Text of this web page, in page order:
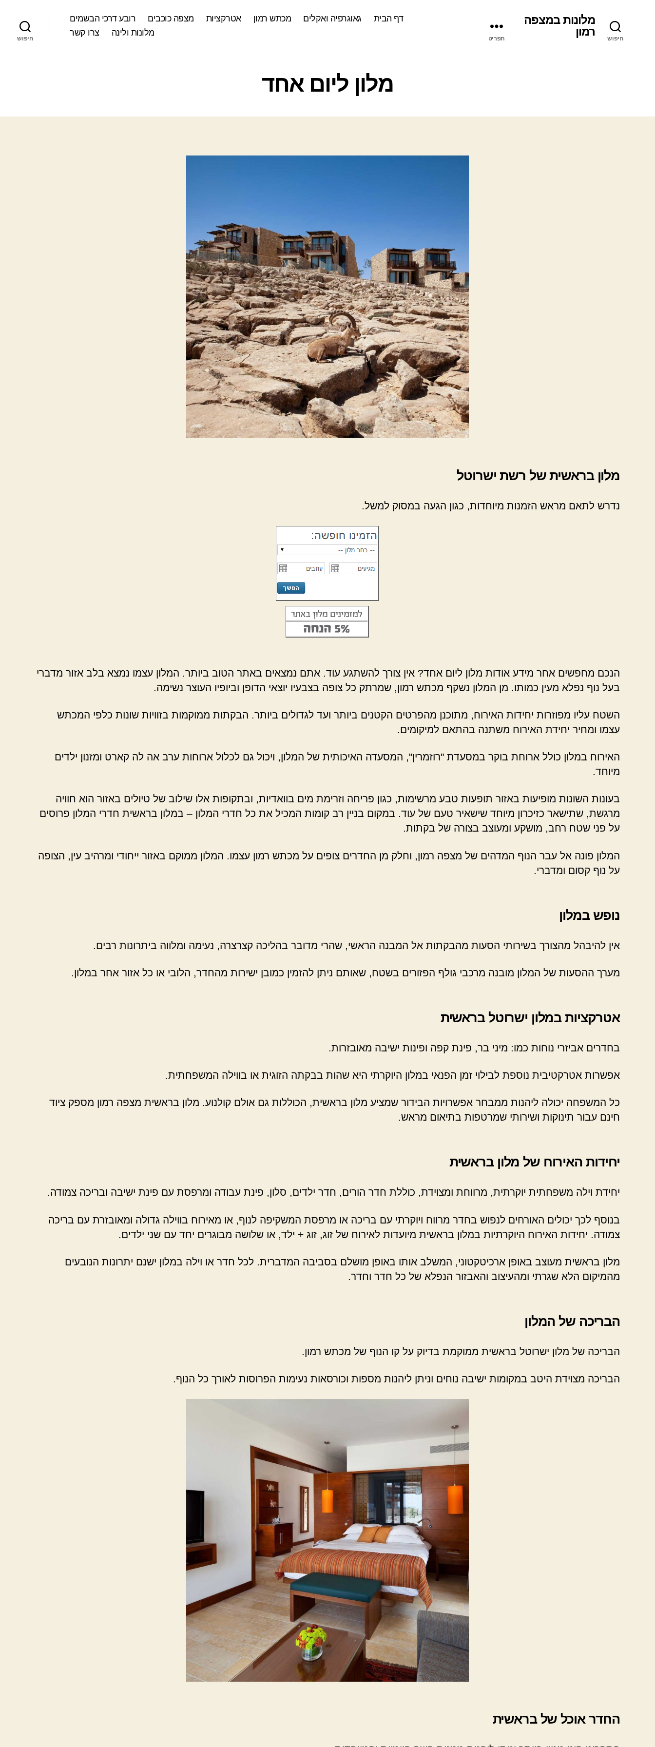
חיפוש
מלונות במצפה
רמון
תפריט
דף הבית גאוגרפיה ואקלים מכתש רמון אטרקציות מצפה כוכבים
רובע דרכי הבשמים
מלונות ולינה
צרו קשר
חיפוש
ק
ר
מלון ליום אחד
מלון בראשית של רשת ישרוטל
נדרש לתאם מראש הזמנות מיוחדות, כגון הגעה במסוק למשל.
הנכם מחפשים אחר מידע אודות מלון ליום אחד? אין צורך להשתגע עוד. אתם נמצאים באתר הטוב ביותר. המלון עצמו נמצא בלב אזור מדברי
בעל נוף נפלא מעין כמותו. מן המלון נשקף מכתש רמון, שמרתק כל צופה בצבעיו יוצאי הדופן וביופיו העוצר נשימה.
השטח עליו מפוזרות יחידות האירוח, מתוכנן מהפרטים הקטנים ביותר ועד לגדולים ביותר. הבקתות ממוקמות בזוויות שונות כלפי המכתש
עצמו ומחיר יחידת האירוח משתנה בהתאם למיקומים.
האירוח במלון כולל ארוחת בוקר במסעדת "רוזמרין", המסעדה האיכותית של המלון, ויכול גם לכלול ארוחות ערב אה לה קארט ומזנון ילדים
מיוחד.
בעונות השונות מופיעות באזור תופעות טבע מרשימות, כגון פריחה וזרימת מים בוואדיות, ובתקופות אלו שילוב של טיולים באזור הוא חוויה
מרגשת, שתישאר כזיכרון מיוחד שישאיר טעם של עוד. במקום בניין רב קומות המכיל את כל חדרי המלון – במלון בראשית חדרי המלון פרוסים
על פני שטח רחב, מושקע ומעוצב בצורה של בקתות.
המלון פונה אל עבר הנוף המדהים של מצפה רמון, וחלק מן החדרים צופים על מכתש רמון עצמו. המלון ממוקם באזור ייחודי ומרהיב עין, הצופה
על נוף קסום ומדברי.
נופש במלון
אין להיבהל מהצורך בשירותי הסעות מהבקתות אל המבנה הראשי, שהרי מדובר בהליכה קצרצרה, נעימה ומלווה ביתרונות רבים.
מערך ההסעות של המלון מובנה מרכבי גולף הפזורים בשטח, שאותם ניתן להזמין כמובן ישירות מהחדר, הלובי או כל אזור אחר במלון.
אטרקציות במלון ישרוטל בראשית
בחדרים אביזרי נוחות כמו: מיני בר, פינת קפה ופינות ישיבה מאובזרות.
אפשרות אטרקטיבית נוספת לבילוי זמן הפנאי במלון היוקרתי היא שהות בבקתה הזוגית או בווילה המשפחתית.
כל המשפחה יכולה ליהנות ממבחר אפשרויות הבידור שמציע מלון בראשית, הכוללות גם אולם קולנוע. מלון בראשית מצפה רמון מספק ציוד
חינם עבור תינוקות ושירותי שמרטפות בתיאום מראש.
יחידות האירוח של מלון בראשית
יחידת וילה משפחתית יוקרתית, מרווחת ומצוידת, כוללת חדר הורים, חדר ילדים, סלון, פינת עבודה ומרפסת עם פינת ישיבה ובריכה צמודה.
בנוסף לכך יכולים האורחים לנפוש בחדר מרווח ויוקרתי עם בריכה או מרפסת המשקיפה לנוף, או מאירוח בווילה גדולה ומאובזרת עם בריכה
צמודה. יחידות האירוח היוקרתיות במלון בראשית מיועדות לאירוח של זוג, זוג + ילד, או שלושה מבוגרים יחד עם שני ילדים.
מלון בראשית מעוצב באופן ארכיטקטוני, המשלב אותו באופן מושלם בסביבה המדברית. לכל חדר או וילה במלון ישנם יתרונות הנובעים
מהמיקום הלא שגרתי ומהעיצוב והאבזור הנפלא של כל חדר וחדר.
הבריכה של המלון
הבריכה של מלון ישרוטל בראשית ממוקמת בדיוק על קו הנוף של מכתש רמון.
הבריכה מצוידת היטב במקומות ישיבה נוחים וניתן ליהנות מספות וכורסאות נעימות הפרוסות לאורך כל הנוף.
החדר אוכל של בראשית